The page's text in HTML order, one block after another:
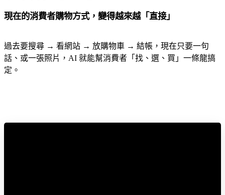
現在的消費者購物方式，變得越來越「直接」
過去要搜尋 → 看網站 → 放購物車 → 結帳，現在只要一句
話、或一張照片，AI 就能幫消費者「找、選、買」一條龍搞
定。